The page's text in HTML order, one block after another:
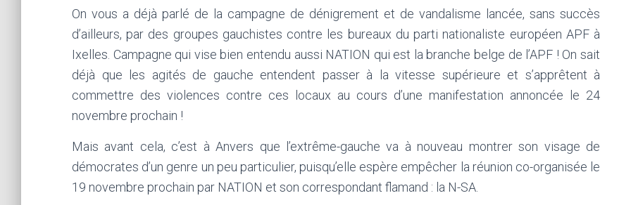
On vous a déjà parlé de la campagne de dénigrement et de vandalisme lancée, sans succès
d’ailleurs, par des groupes gauchistes contre les bureaux du parti nationaliste européen APF à
Ixelles. Campagne qui vise bien entendu aussi NATION qui est la branche belge de l’APF ! On sait
déjà que les agités de gauche entendent passer à la vitesse supérieure et s’apprêtent à
commettre des violences contre ces locaux au cours d’une manifestation annoncée le 24
novembre prochain !
Mais avant cela, c’est à Anvers que l’extrême-gauche va à nouveau montrer son visage de
démocrates d’un genre un peu particulier, puisqu’elle espère empêcher la réunion co-organisée le
19 novembre prochain par NATION et son correspondant flamand : la N-SA.